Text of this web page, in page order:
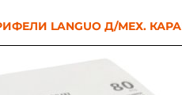
LANGUO Д/МЕХ.